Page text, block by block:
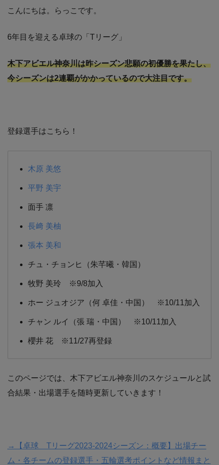
こんにちは。らっこです。
6年目を迎える卓球の「Tリーグ」
木下アビエル神奈川は昨シーズン悲願の初優勝を果たし、
今シーズンは2連覇がかかっているので大注目です。
登録選手はこちら！
木原 美悠
平野 美宇
面手 凛
長﨑 美柚
張本 美和
チュ・チョンヒ（朱芊曦・韓国）
牧野 美玲 ※9/8加入
ホー ジュオジア（何 卓佳・中国） ※10/11加入
チャン ルイ（張 瑞・中国） ※10/11加入
櫻井 花 ※11/27再登録
このページでは、木下アビエル神奈川のスケジュールと試
合結果・出場選手を随時更新していきます！
→【卓球 Tリーグ2023-2024シーズン：概要】出場チー
ム・各チームの登録選手・五輪選考ポイントなど情報まと